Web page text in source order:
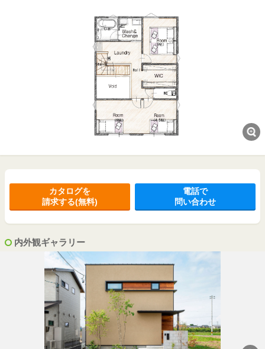
カタログを
請求する(無料)
電話で
問い合わせ
内外観ギャラリー